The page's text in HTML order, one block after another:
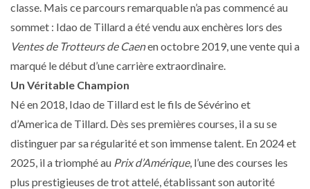
classe. Mais ce parcours remarquable n’a pas commencé au
sommet : Idao de Tillard a été vendu aux enchères lors des
Ventes de Trotteurs de Caenen octobre 2019, une vente qui a
marqué le début d’une carrière extraordinaire.
Un Véritable Champion
Né en 2018, Idao de Tillard est le fils de Sévérino et
d’America de Tillard. Dès ses premières courses, il a su se
distinguer par sa régularité et son immense talent. En 2024 et
2025, il a triomphé au Prix d’Amérique, l’une des courses les
plus prestigieuses de trot attelé, établissant son autorité